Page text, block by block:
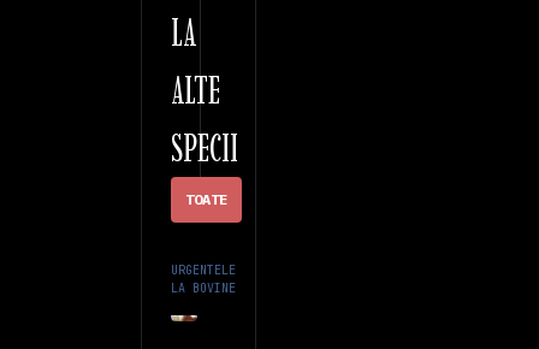
LA
ALTE
SPECII
TOATE
URGENTELE
LA BOVINE